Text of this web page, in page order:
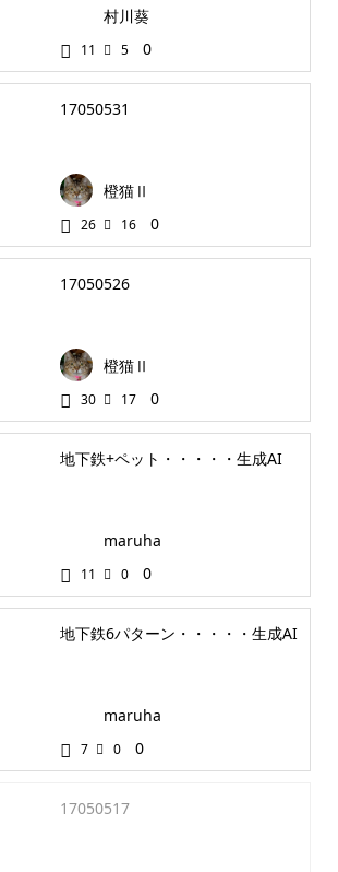
村川葵
11 5 0
17050531
橙猫Ⅱ
26 16 0
17050526
橙猫Ⅱ
30 17 0
地下鉄+ペット・・・・・生成AI
maruha
11 0 0
地下鉄6パターン・・・・・生成AI
maruha
7 0 0
17050517